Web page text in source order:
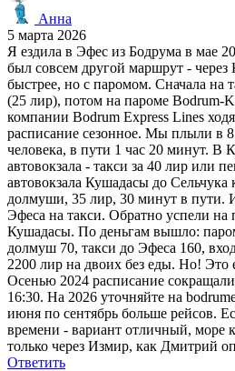
Анна
5 марта 2026
Я ездила в Эфес из Бодрума в мае
был совсем другой маршрут -
быстрее, но с паромом. Сначала на
(25 лир), потом на пароме Bodrum-
компании Bodrum Express Lines
расписание сезонное. Мы плыли в
человека, в пути 1 час 20 минут. В
автовокзала - такси за 40 лир или
автовокзала Кушадасы до
долмуши, 35 лир, 30 минут в пути.
Эфеса на такси. Обратно успели на
Кушадасы. По деньгам вышло:
долмуш 70, такси до Эфеса 160,
2200 лир на двоих без еды. Но! Это
Осенью 2024 расписание
16:30. На 2026 уточняйте на
июня по сентябрь больше рейсов.
времени - вариант отличный, море
только через Измир, как Дмитрий
Ответить